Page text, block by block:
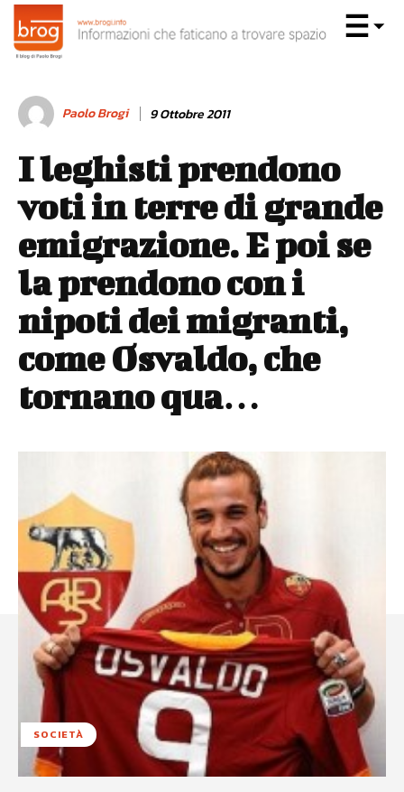
Paolo Brogi 9 Ottobre 2011
I leghisti prendono
voti in terre di grande
emigrazione. E poi se
la prendono con i
nipoti dei migranti,
come Osvaldo, che
tornano qua…
SOCIETÀ